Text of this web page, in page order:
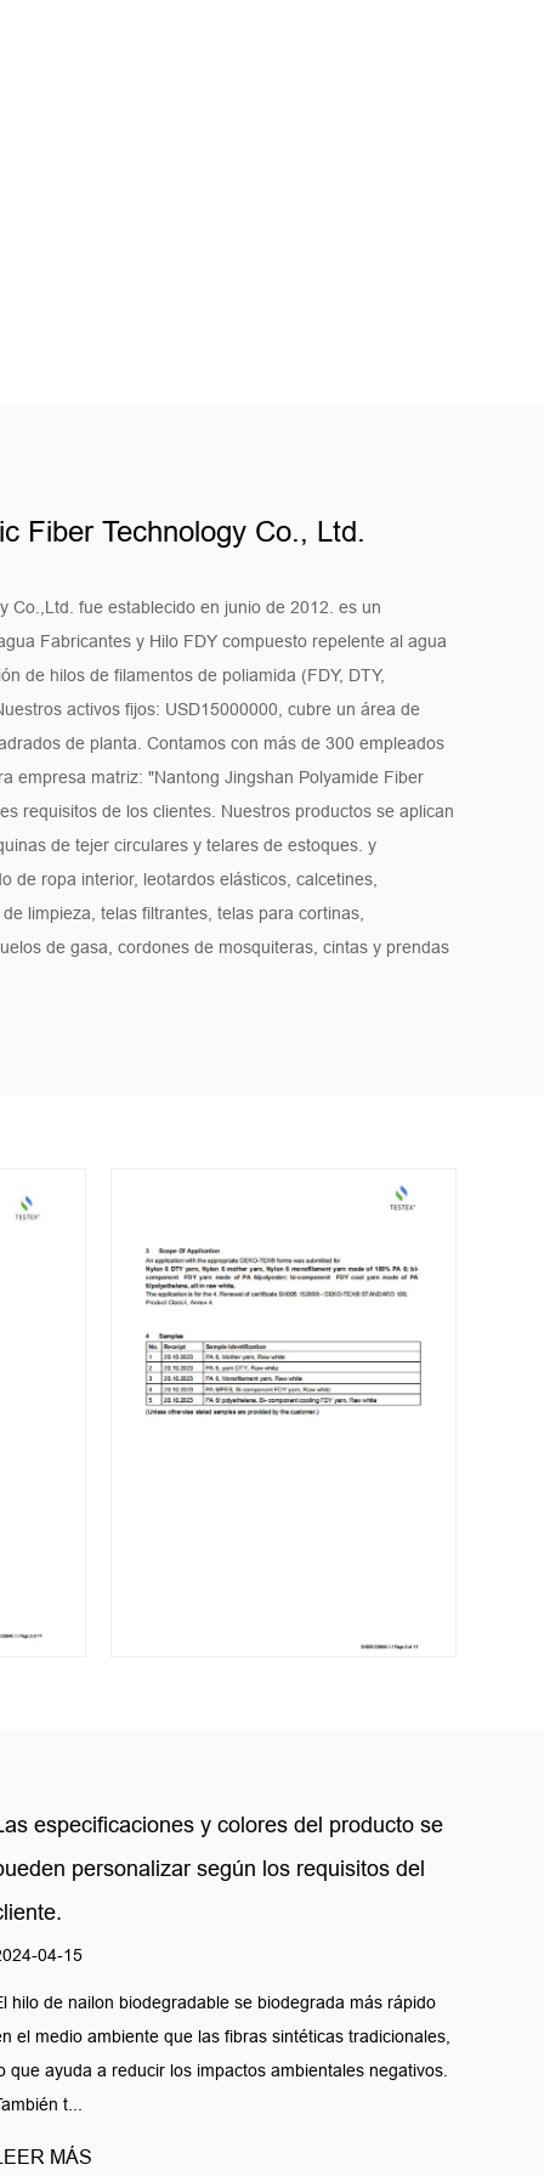
Fiber Technology Co., Ltd.
Co.,Ltd. fue establecido en junio de 2012. es un
Fabricantes y Hilo FDY compuesto repelente al agua
de hilos de filamentos de poliamida (FDY, DTY,
activos fijos: USD15000000, cubre un área de
de planta. Contamos con más de 300 empleados
empresa matriz: "Nantong Jingshan Polyamide Fiber
requisitos de los clientes. Nuestros productos se aplican
de tejer circulares y telares de estoques. y
de ropa interior, leotardos elásticos, calcetines,
limpieza, telas filtrantes, telas para cortinas,
de gasa, cordones de mosquiteras, cintas y prendas
especificaciones y colores del producto se
personalizar según los requisitos del
04-15
hilo de nailon biodegradable se biodegrada más rápido
el medio ambiente que las fibras sintéticas tradicionales,
que ayuda a reducir los impactos ambientales negativos.
t...
LEER MÁS